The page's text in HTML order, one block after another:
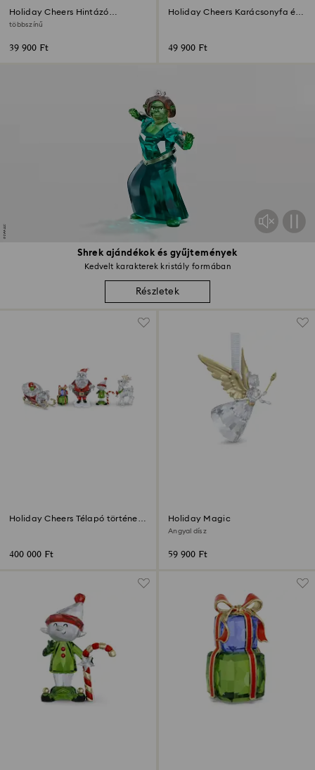
Shrek ajándékok és gyűjtemények
Kedvelt karakterek kristály formában
Részletek
Holiday Cheers Hintázó
hóember
többszínű
39 900 Ft
Holiday Cheers Karácsonyfa és
49 900 Ft
Holiday Cheers Télapó története
400 000 Ft
Holiday Magic
Angyal dísz
59 900 Ft